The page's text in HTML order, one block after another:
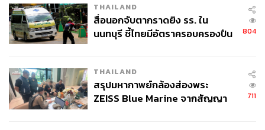
THAILAND
สื่อนอกจับตากราดยิง รร. ใน
นนทบุรี ชี้ไทยมีอัตราครอบครองปืน
804
THAILAND
สรุปมหากาพย์กล้องส่องพระ
ZEISS Blue Marine จากสัญญา
711